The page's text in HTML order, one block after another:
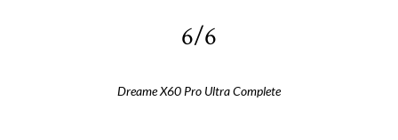
6/6
Dreame X60 Pro Ultra Complete